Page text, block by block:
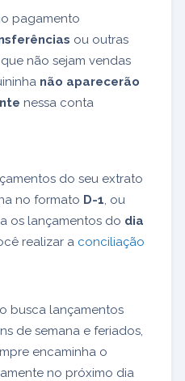
pagamento
ou outras
não sejam vendas
não aparecerão
nessa conta
do seu extrato
no formato D-1, ou
os lançamentos do dia
realizar a conciliação
busca lançamentos
de semana e feriados,
encaminha o
no próximo dia